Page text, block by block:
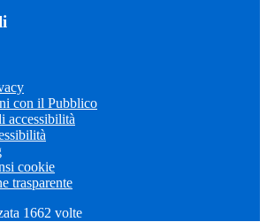
con il Pubblico
accessibilità
cookie
trasparente
1662 volte